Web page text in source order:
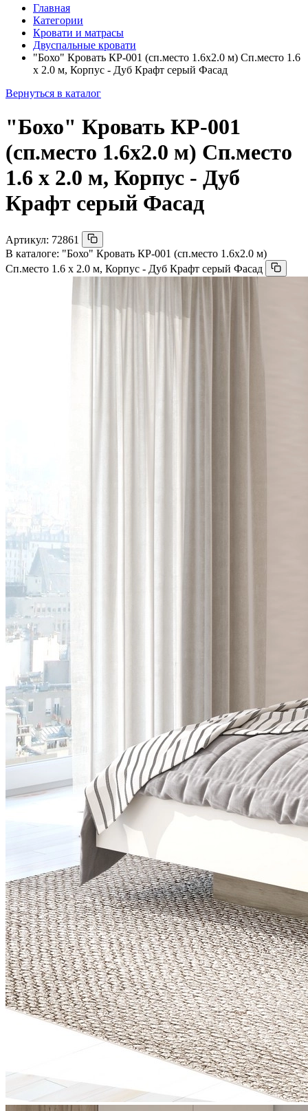
Главная
Категории
Кровати и матрасы
Двуспальные кровати
"Бохо" Кровать КР-001 (сп.место 1.6х2.0 м) Сп.место 1.6
х 2.0 м, Корпус - Дуб Крафт серый Фасад
Вернуться в каталог
"Бохо" Кровать КР-001
(сп.место 1.6х2.0 м) Сп.место
1.6 х 2.0 м, Корпус - Дуб
Крафт серый Фасад
Артикул: 72861
В каталоге: "Бохо" Кровать КР-001 (сп.место 1.6х2.0 м)
Сп.место 1.6 х 2.0 м, Корпус - Дуб Крафт серый Фасад